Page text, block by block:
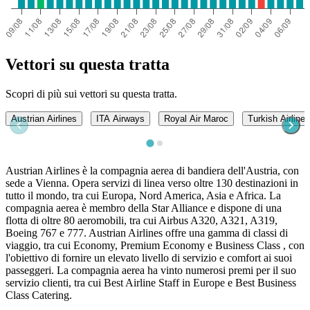
Vettori su questa tratta
Scopri di più sui vettori su questa tratta.
Austrian Airlines ITA Airways Royal Air Maroc Turkish Airlines
Austrian Airlines è la compagnia aerea di bandiera dell'Austria, con
sede a Vienna. Opera servizi di linea verso oltre 130 destinazioni in
tutto il mondo, tra cui Europa, Nord America, Asia e Africa. La
compagnia aerea è membro della Star Alliance e dispone di una
flotta di oltre 80 aeromobili, tra cui Airbus A320, A321, A319,
Boeing 767 e 777. Austrian Airlines offre una gamma di classi di
viaggio, tra cui Economy, Premium Economy e Business Class , con
l'obiettivo di fornire un elevato livello di servizio e comfort ai suoi
passeggeri. La compagnia aerea ha vinto numerosi premi per il suo
servizio clienti, tra cui Best Airline Staff in Europe e Best Business
Class Catering.